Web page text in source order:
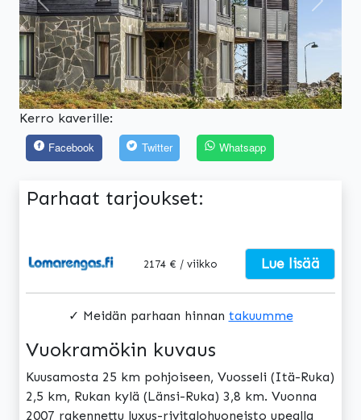
Edellinen
Kerro kaverille:
Facebook
Twitter Whatsapp
Parhaat tarjoukset:
2174 € / viikko Lue lisää
✓ Meidän parhaan hinnan takuumme
Vuokramökin kuvaus
Kuusamosta 25 km pohjoiseen, Vuosseli (Itä-Ruka)
2,5 km, Rukan kylä (Länsi-Ruka) 3,8 km. Vuonna
2007 rakennettu luxus-rivitalohuoneisto upealla